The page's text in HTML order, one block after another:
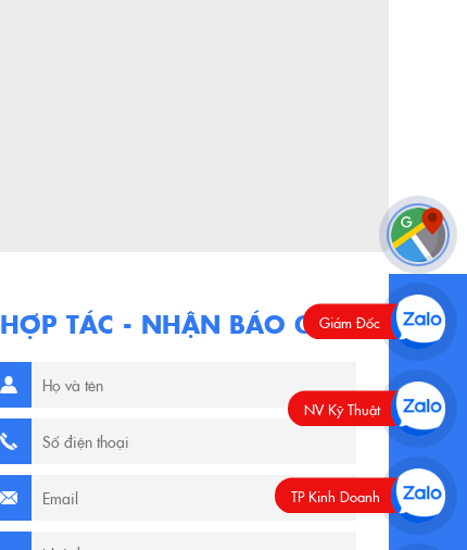
HỢP TÁC - NHẬN BÁO GIÁGiám Đốc
TP Kinh Doanh
NV Kỹ Thuật